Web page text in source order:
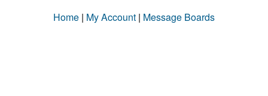
Home | My Account | Message Boards